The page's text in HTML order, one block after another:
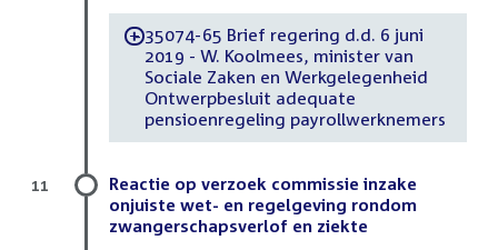
-35074-65 Brief regering d.d. 6 juni
2019 - W. Koolmees, minister van
Sociale Zaken en Werkgelegenheid
Ontwerpbesluit adequate
pensioenregeling payrollwerknemers
Reactie op verzoek commissie inzake
onjuiste wet- en regelgeving rondom
zwangerschapsverlof en ziekte
11